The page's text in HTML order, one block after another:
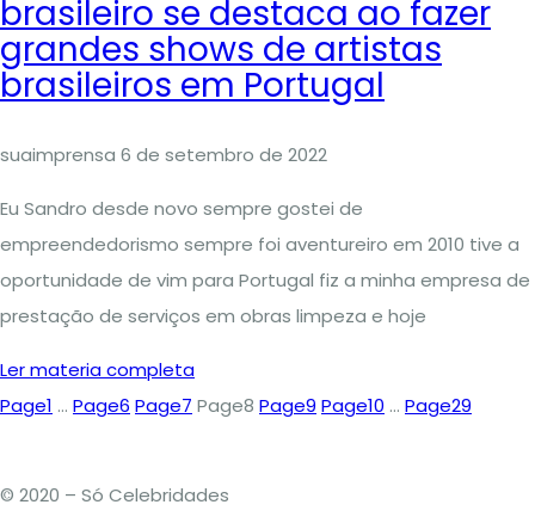
brasileiro se destaca ao fazer
grandes shows de artistas
brasileiros em Portugal
suaimprensa 6 de setembro de 2022
Eu Sandro desde novo sempre gostei de
empreendedorismo sempre foi aventureiro em 2010 tive a
oportunidade de vim para Portugal fiz a minha empresa de
prestação de serviços em obras limpeza e hoje
Ler materia completa
Page1 … Page6 Page7 Page8 Page9 Page10 … Page29
© 2020 – Só Celebridades